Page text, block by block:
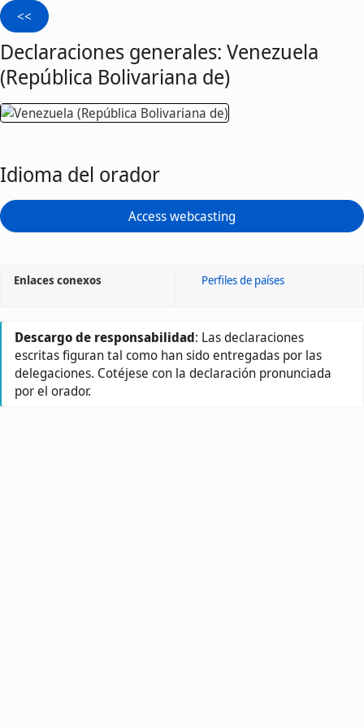
Declaraciones generales: Venezuela
(República Bolivariana de)
Idioma del orador
Access webcasting
Enlaces conexos Perfiles de países
Descargo de responsabilidad: Las declaraciones
escritas figuran tal como han sido entregadas por las
delegaciones. Cotéjese con la declaración pronunciada
por el orador.